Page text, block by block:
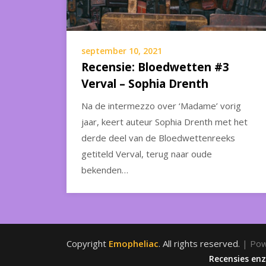
september 10, 2021
Recensie: Bloedwetten #3
Verval – Sophia Drenth
Na de intermezzo over ‘Madame’ vorig
jaar, keert auteur Sophia Drenth met het
derde deel van de Bloedwettenreeks
getiteld Verval, terug naar oude
bekenden…
Copyright Emopheliac. All rights reserved. |
Recensies